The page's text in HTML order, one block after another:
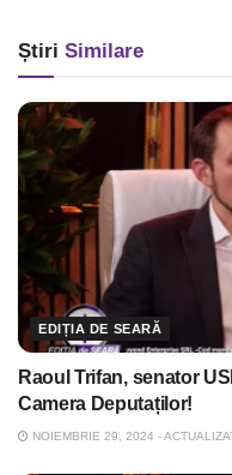
Știri Similare
EDIȚIA DE SEARĂ
Raoul Trifan, senator
Camera Deputaților!
NOIEMBRIE 29, 2024 -